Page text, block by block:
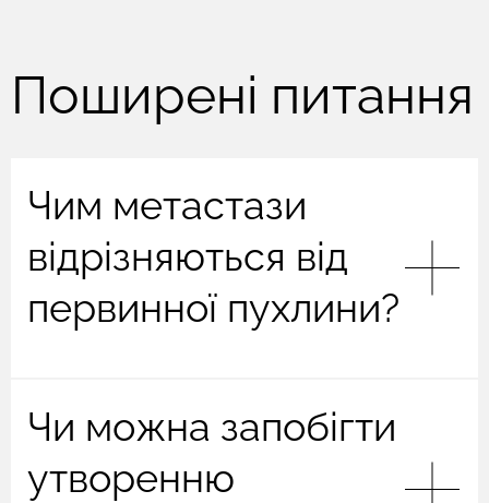
Поширені питання
Чим метастази
відрізняються від
первинної пухлини?
починається рак. Метастази утворюються, коли
переміщуються в інші органи (зокрема у віддалені
Чи можна запобігти
утворенню